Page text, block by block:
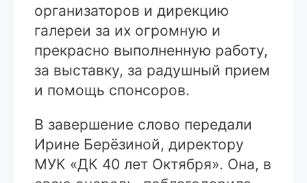
организаторов и дирекцию
галереи за их огромную и
прекрасно выполненную работу,
за выставку, за радушный прием
и помощь спонсоров.
В завершение слово передали
Ирине Берёзиной, директору
МУК «ДК 40 лет Октября». Она, в